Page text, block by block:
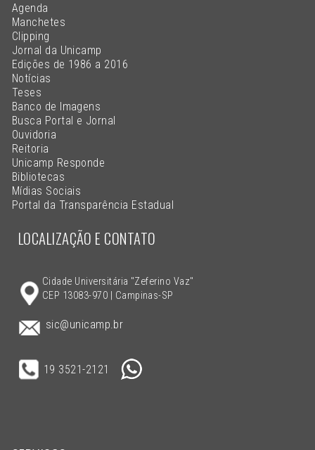
Agenda
Manchetes
Clipping
Jornal da Unicamp
Edições de 1986 a 2016
Notícias
Teses
Banco de Imagens
Busca Portal e Jornal
Ouvidoria
Reitoria
Unicamp Responde
Bibliotecas
Mídias Sociais
Portal da Transparência Estadual
LOCALIZAÇÃO E CONTATO
Cidade Universitária "Zeferino Vaz"
CEP 13083-970 | Campinas-SP
sic@unicamp.br
19 3521-2121